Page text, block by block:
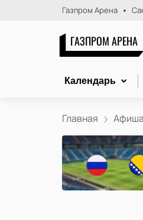
Газпром Арена
ГАЗПРОМ АРЕНА
Календарь
Главная